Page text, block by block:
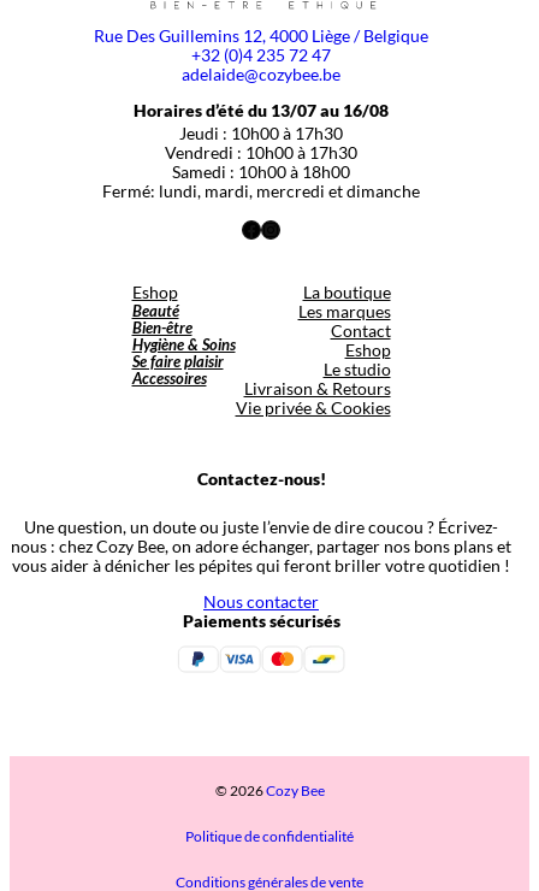
Rue Des Guillemins 12, 4000 Liège / Belgique
+32 (0)4 235 72 47
adelaide@cozybee.be
Horaires d’été du 13/07 au 16/08
Jeudi : 10h00 à 17h30
Vendredi : 10h00 à 17h30
Samedi : 10h00 à 18h00
Fermé: lundi, mardi, mercredi et dimanche
Facebook
Instagram
Eshop
Beauté
Bien-être
Hygiène & Soins
Se faire plaisir
Accessoires
La boutique
Les marques
Contact
Eshop
Le studio
Livraison & Retours
Vie privée & Cookies
Contactez-nous!
Une question, un doute ou juste l’envie de dire coucou ? Écrivez-
nous : chez Cozy Bee, on adore échanger, partager nos bons plans et
vous aider à dénicher les pépites qui feront briller votre quotidien !
Nous contacter
Paiements sécurisés
© 2026Cozy Bee
Politique de confidentialité
Conditions générales de vente